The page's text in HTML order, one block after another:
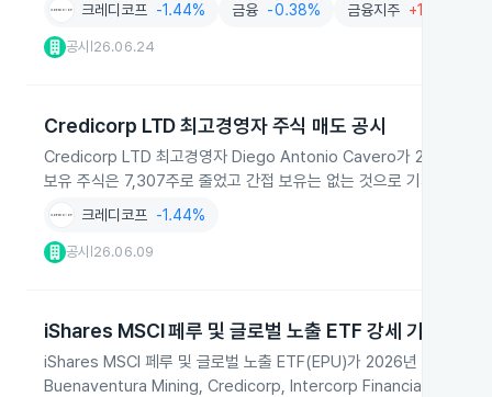
크레디코프 -1.44% 금융 -0.38% 금융지주 +1.39%
공시 26.06.24
Credicorp LTD 최고경영자 주식 매도 공시
Credicorp LTD 최고경영자 Diego Antonio Cavero가 2026년 6월
보유 주식은 7,307주로 줄었고 간접 보유는 없는 것으로 기재되어 있
크레디코프 -1.44%
공시 26.06.09
iShares MSCI 페루 및 글로벌 노출 ETF 강세 기록
iShares MSCI 페루 및 글로벌 노출 ETF(EPU)가 2026년 6월 9일
Buenaventura Mining, Credicorp, Intercorp Financial